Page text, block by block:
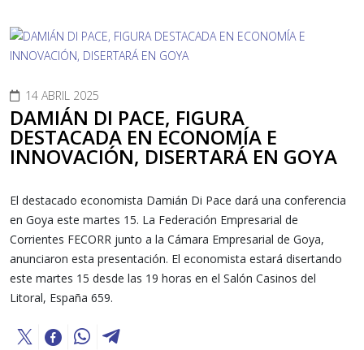
14 ABRIL 2025
DAMIÁN DI PACE, FIGURA
DESTACADA EN ECONOMÍA E
INNOVACIÓN, DISERTARÁ EN GOYA
El destacado economista Damián Di Pace dará una conferencia
en Goya este martes 15. La Federación Empresarial de
Corrientes FECORR junto a la Cámara Empresarial de Goya,
anunciaron esta presentación. El economista estará disertando
este martes 15 desde las 19 horas en el Salón Casinos del
Litoral, España 659.